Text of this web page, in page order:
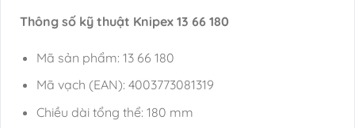
Thông số kỹ thuật Knipex 13 66 180
Mã sản phẩm: 13 66 180
Mã vạch (EAN): 4003773081319
Chiều dài tổng thể: 180 mm